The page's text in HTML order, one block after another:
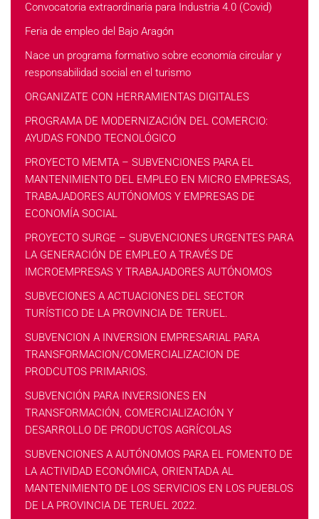
Convocatoria extraordinaria para Industria 4.0 (Covid)
Feria de empleo del Bajo Aragón
Nace un programa formativo sobre economía circular y
responsabilidad social en el turismo
ORGANIZATE CON HERRAMIENTAS DIGITALES
PROGRAMA DE MODERNIZACIÓN DEL COMERCIO:
AYUDAS FONDO TECNOLÓGICO
PROYECTO MEMTA – SUBVENCIONES PARA EL
MANTENIMIENTO DEL EMPLEO EN MICRO EMPRESAS,
TRABAJADORES AUTÓNOMOS Y EMPRESAS DE
ECONOMÍA SOCIAL
PROYECTO SURGE – SUBVENCIONES URGENTES PARA
LA GENERACIÓN DE EMPLEO A TRAVÉS DE
IMCROEMPRESAS Y TRABAJADORES AUTÓNOMOS
SUBVECIONES A ACTUACIONES DEL SECTOR
TURÍSTICO DE LA PROVINCIA DE TERUEL.
SUBVENCION A INVERSION EMPRESARIAL PARA
TRANSFORMACION/COMERCIALIZACION DE
PRODCUTOS PRIMARIOS.
SUBVENCIÓN PARA INVERSIONES EN
TRANSFORMACIÓN, COMERCIALIZACIÓN Y
DESARROLLO DE PRODUCTOS AGRÍCOLAS
SUBVENCIONES A AUTÓNOMOS PARA EL FOMENTO DE
LA ACTIVIDAD ECONÓMICA, ORIENTADA AL
MANTENIMIENTO DE LOS SERVICIOS EN LOS PUEBLOS
DE LA PROVINCIA DE TERUEL 2022.